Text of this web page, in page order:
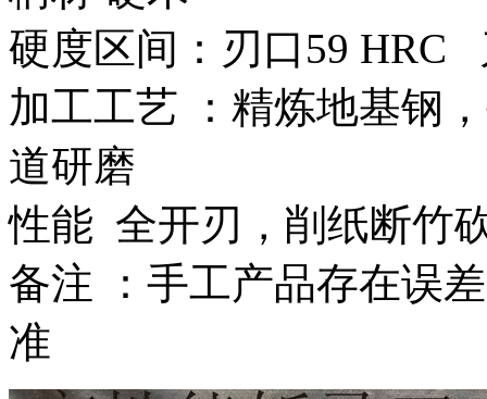
硬度区间：刃口59 HRC
加工工艺 ：精炼地基钢
道研磨
性能 全开刃，削纸断竹
备注 ：手工产品存在误
准